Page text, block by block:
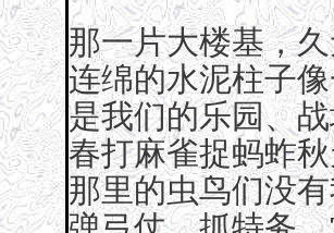
那一片大楼基，
连绵的水泥柱子
是我们的乐园、
春打麻雀捉蚂蚱
那里的虫鸟们没